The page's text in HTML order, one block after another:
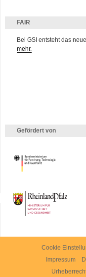
FAIR
Bei GSI entsteht das
mehr.
Gefördert von
HMWK
TMWWDG
Cookie
Impressum